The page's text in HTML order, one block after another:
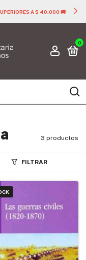
A $ 40.000 🚚
0
3 productos
FILTRAR